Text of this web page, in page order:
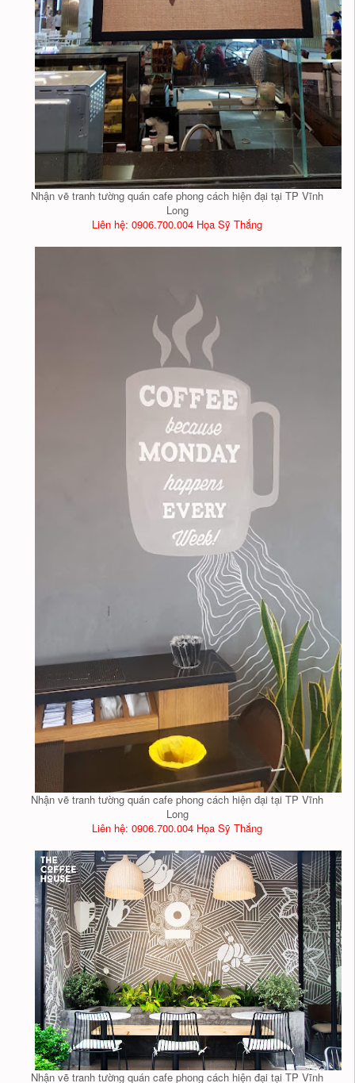
Nhận vẽ tranh tường quán cafe phong cách hiện đại tại TP Vĩnh
Long
Liên hệ: 0906.700.004 Họa Sỹ Thắng
Nhận vẽ tranh tường quán cafe phong cách hiện đại tại TP Vĩnh
Long
Liên hệ: 0906.700.004 Họa Sỹ Thắng
Nhận vẽ tranh tường quán cafe phong cách hiện đại tại TP Vĩnh